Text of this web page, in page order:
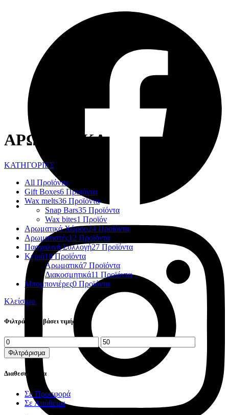
ΑΡΩΜΑΤΙΚΑ
ΚΑΤΗΓΟΡΙΕΣ
All Προϊόντα
Gift Boxes6 Προϊόντα
Wax melts36 Προϊόντα
Snap Bars35 Προϊόντα
Wax bites1 Προϊόν
Αρωματικά Χώρου24 Προϊόντα
Αρωματιστές12 Προϊόντα
Πασχαλινή Συλλογή27 Προϊόντα
Κεριά18 Προϊόντα
Αρωματικά7 Προϊόντα
Διακοσμητικά11 Προϊόντα
Μπομπονιέρες0 Προϊόντα
Κλείσιμο
Φιλτράρισμα βάσει τιμής
Ελάχιστη
τιμή
Μέγιστη
τιμή
Φιλτράρισμα
Διαθεσιμότητα
Σε Προσφορά
Σε Απόθεμα